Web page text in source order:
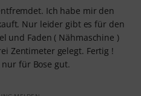
Ich habe mir den
Nur leider gibt es für den
und Faden ( Nähmaschine )
Zentimeter gelegt. Fertig !
für Bose gut.